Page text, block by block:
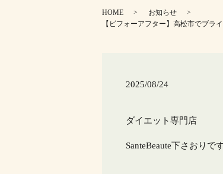
HOME
お知らせ
【ビフォーアフター】高松市でブラ
2025/08/24
ダイエット専門店
SanteBeaute下さおりで